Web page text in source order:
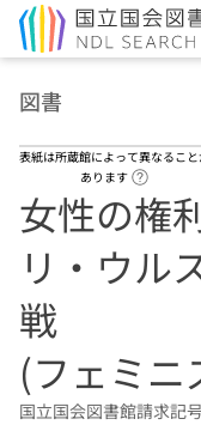
図書
表紙は所蔵館によって異なるこ
あります
女性の権
リ・ウル
戦
(フェミニ
国立国会図書館請求記